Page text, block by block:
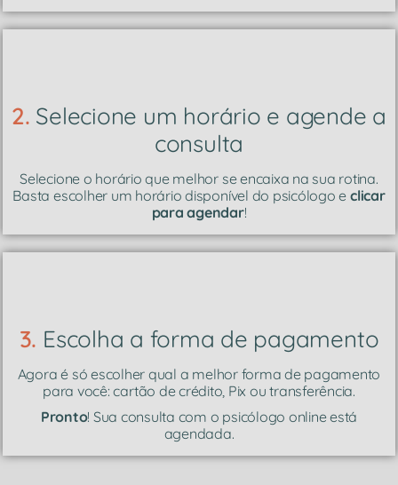
2. Selecione um horário e agende a
consulta
Selecione o horário que melhor se encaixa na sua rotina.
Basta escolher um horário disponível do psicólogo e clicar
para agendar!
3. Escolha a forma de pagamento
Agora é só escolher qual a melhor forma de pagamento
para você: cartão de crédito, Pix ou transferência.
Pronto! Sua consulta com o psicólogo online está
agendada.